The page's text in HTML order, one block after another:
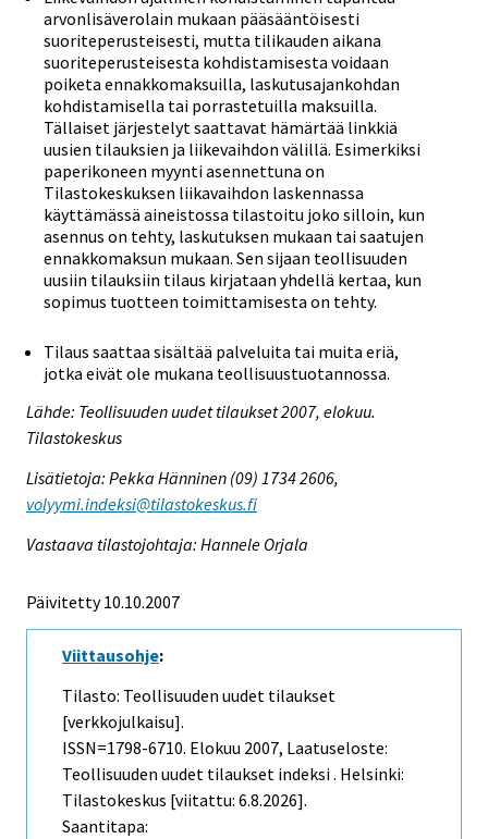
arvonlisäverolain mukaan pääsääntöisesti
suoriteperusteisesti, mutta tilikauden aikana
suoriteperusteisesta kohdistamisesta voidaan
poiketa ennakkomaksuilla, laskutusajankohdan
kohdistamisella tai porrastetuilla maksuilla.
Tällaiset järjestelyt saattavat hämärtää linkkiä
uusien tilauksien ja liikevaihdon välillä. Esimerkiksi
paperikoneen myynti asennettuna on
Tilastokeskuksen liikavaihdon laskennassa
käyttämässä aineistossa tilastoitu joko silloin, kun
asennus on tehty, laskutuksen mukaan tai saatujen
ennakkomaksun mukaan. Sen sijaan teollisuuden
uusiin tilauksiin tilaus kirjataan yhdellä kertaa, kun
sopimus tuotteen toimittamisesta on tehty.
Tilaus saattaa sisältää palveluita tai muita eriä,
jotka eivät ole mukana teollisuustuotannossa.
Lähde: Teollisuuden uudet tilaukset 2007, elokuu.
Tilastokeskus
Lisätietoja: Pekka Hänninen (09) 1734 2606,
volyymi.indeksi@tilastokeskus.fi
Vastaava tilastojohtaja: Hannele Orjala
Päivitetty 10.10.2007
Viittausohje:
Tilasto: Teollisuuden uudet tilaukset
[verkkojulkaisu].
ISSN=1798-6710. Elokuu 2007, Laatuseloste:
Teollisuuden uudet tilaukset indeksi . Helsinki:
Tilastokeskus [viitattu: 6.8.2026].
Saantitapa: